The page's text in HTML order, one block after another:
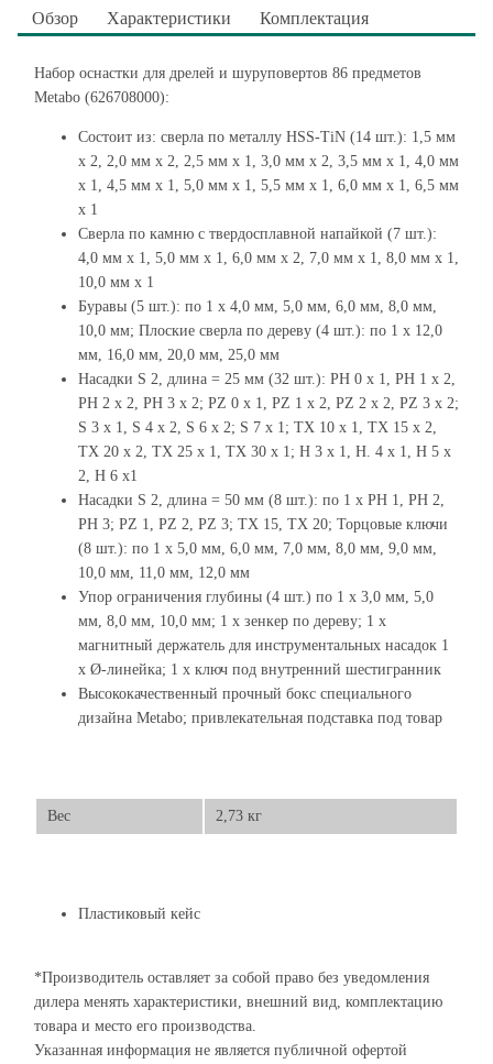
Обзор Характеристики Комплектация
Набор оснастки для дрелей и шуруповертов 86 предметов
Metabo (626708000):
Состоит из: сверла по металлу HSS-TiN (14 шт.): 1,5 мм
x 2, 2,0 мм x 2, 2,5 мм x 1, 3,0 мм x 2, 3,5 мм x 1, 4,0 мм
x 1, 4,5 мм x 1, 5,0 мм x 1, 5,5 мм x 1, 6,0 мм x 1, 6,5 мм
x 1
Сверла по камню с твердосплавной напайкой (7 шт.):
4,0 мм x 1, 5,0 мм x 1, 6,0 мм x 2, 7,0 мм x 1, 8,0 мм x 1,
10,0 мм x 1
Буравы (5 шт.): по 1 x 4,0 мм, 5,0 мм, 6,0 мм, 8,0 мм,
10,0 мм; Плоские сверла по дереву (4 шт.): по 1 x 12,0
мм, 16,0 мм, 20,0 мм, 25,0 мм
Насадки S 2, длина = 25 мм (32 шт.): PH 0 x 1, PH 1 x 2,
PH 2 x 2, PH 3 x 2; PZ 0 x 1, PZ 1 x 2, PZ 2 x 2, PZ 3 x 2;
S 3 x 1, S 4 x 2, S 6 x 2; S 7 x 1; TX 10 x 1, TX 15 x 2,
TX 20 x 2, TX 25 x 1, TX 30 x 1; H 3 x 1, H. 4 x 1, H 5 x
2, H 6 x1
Насадки S 2, длина = 50 мм (8 шт.): по 1 x PH 1, PH 2,
PH 3; PZ 1, PZ 2, PZ 3; TX 15, TX 20; Торцовые ключи
(8 шт.): по 1 x 5,0 мм, 6,0 мм, 7,0 мм, 8,0 мм, 9,0 мм,
10,0 мм, 11,0 мм, 12,0 мм
Упор ограничения глубины (4 шт.) по 1 x 3,0 мм, 5,0
мм, 8,0 мм, 10,0 мм; 1 x зенкер по дереву; 1 x
магнитный держатель для инструментальных насадок 1
x Ø-линейка; 1 x ключ под внутренний шестигранник
Высококачественный прочный бокс специального
дизайна Metabo; привлекательная подставка под товар
Вес 2,73 кг
Пластиковый кейс
*Производитель оставляет за собой право без уведомления
дилера менять характеристики, внешний вид, комплектацию
товара и место его производства.
Указанная информация не является публичной офертой